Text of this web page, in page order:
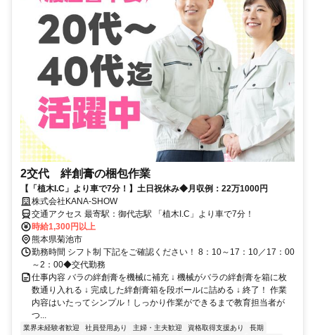
2交代 絆創膏の梱包作業
【「植木I.C」より車で7分！】土日祝休み◆月収例：22万1000円
株式会社KANA-SHOW
交通アクセス 最寄駅：御代志駅 「植木I.C」より車で7分！
時給1,300円以上
熊本県菊池市
勤務時間 シフト制 下記をご確認ください！ 8：10～17：10／17：00
～2：00◆交代勤務
仕事内容 バラの絆創膏を機械に補充 ↓ 機械がバラの絆創膏を箱に枚
数通り入れる ↓ 完成した絆創膏箱を段ボールに詰める ↓ 終了！ 作業
内容はいたってシンプル！しっかり作業ができるまで教育担当者が
つ...
業界未経験者歓迎 社員登用あり 主婦・主夫歓迎 資格取得支援あり
長期